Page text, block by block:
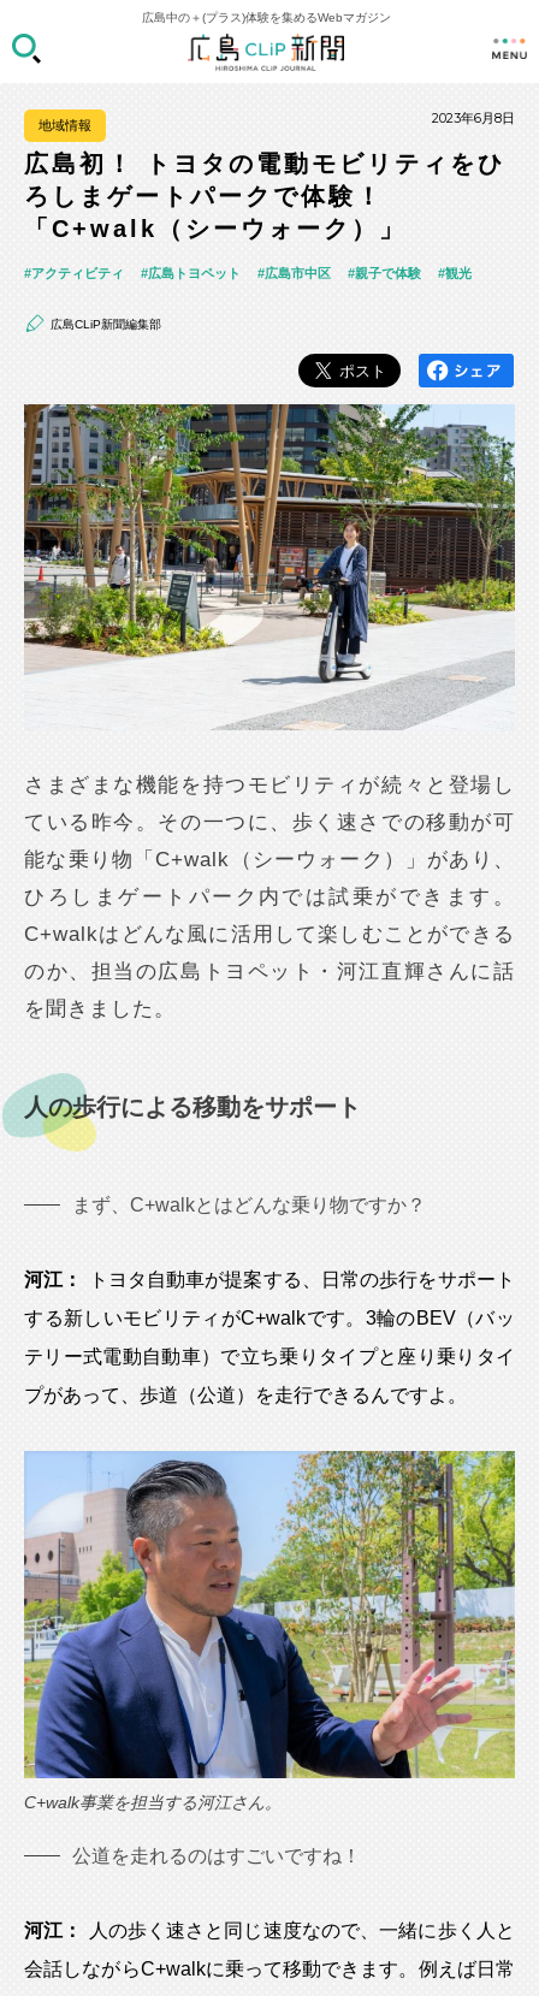
広島中の＋(プラス)体験を集めるWebマガジン
地域情報 2023年6月8日
広島初！ トヨタの電動モビリティをひ
ろしまゲートパークで体験！
「C+walk（シーウォーク）」
アクティビティ 広島トヨペット 広島市中区 親子で体験 観光
広島CLiP新聞編集部
さまざまな機能を持つモビリティが続々と登場し
ている昨今。その一つに、歩く速さでの移動が可
能な乗り物「C+walk（シーウォーク）」があり、
ひろしまゲートパーク内では試乗ができます。
C+walkはどんな風に活用して楽しむことができる
のか、担当の広島トヨペット・河江直輝さんに話
を聞きました。
人の歩行による移動をサポート
まず、C+walkとはどんな乗り物ですか？
河江：
トヨタ自動車が提案する、日常の歩行をサポート
する新しいモビリティがC+walkです。3輪のBEV（バッ
テリー式電動自動車）で立ち乗りタイプと座り乗りタイ
プがあって、歩道（公道）を走行できるんですよ。
C+walk事業を担当する河江さん。
公道を走れるのはすごいですね！
河江：
人の歩く速さと同じ速度なので、一緒に歩く人と
会話しながらC+walkに乗って移動できます。例えば日常